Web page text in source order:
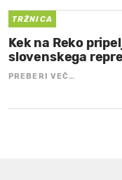
TRŽNICA
Kek na Reko
slovenskega
PREBERI VEČ…